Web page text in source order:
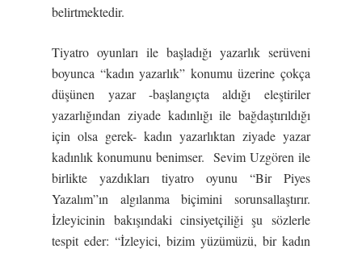
belirtmektedir.
Tiyatro oyunları ile başladığı yazarlık serüveni
boyunca “kadın yazarlık” konumu üzerine çokça
düşünen yazar -başlangıçta aldığı eleştiriler
yazarlığından ziyade kadınlığı ile bağdaştırıldığı
için olsa gerek- kadın yazarlıktan ziyade yazar
kadınlık konumunu benimser. Sevim Uzgören ile
birlikte yazdıkları tiyatro oyunu “Bir Piyes
Yazalım”ın algılanma biçimini sorunsallaştırır.
İzleyicinin bakışındaki cinsiyetçiliği şu sözlerle
tespit eder: “İzleyici, bizim yüzümüzü, bir kadın